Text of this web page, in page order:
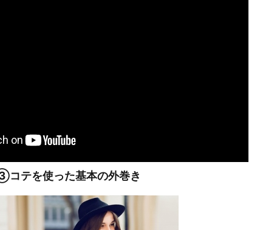
テを使った基本の外巻き